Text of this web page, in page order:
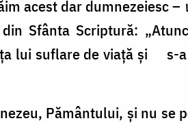
acest dar dumnezeiesc –
Sfânta Scriptură:
lui suflare de viață și s-
Pământului, și nu se